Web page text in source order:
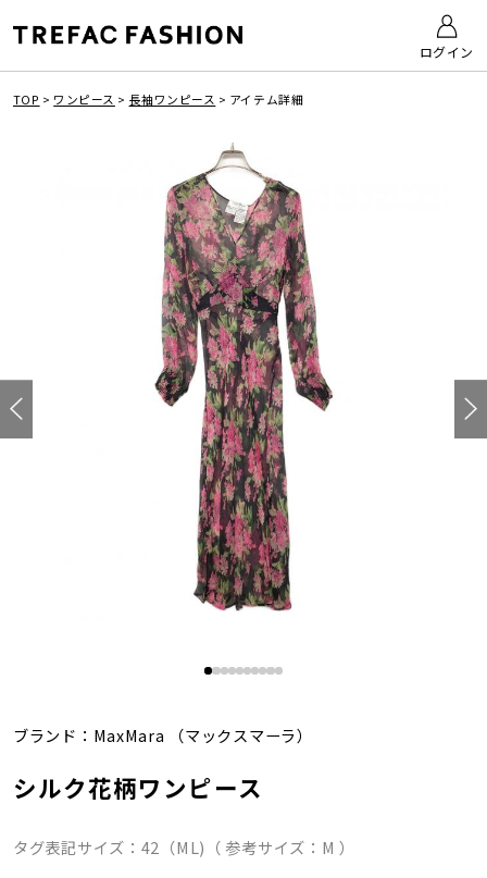
ログイン
TOP > ワンピース > 長袖ワンピース > アイテム詳細
ブランド： MaxMara （マックスマーラ）
シルク花柄ワンピース
タグ表記サイズ：42（ML)（ 参考サイズ：M ）